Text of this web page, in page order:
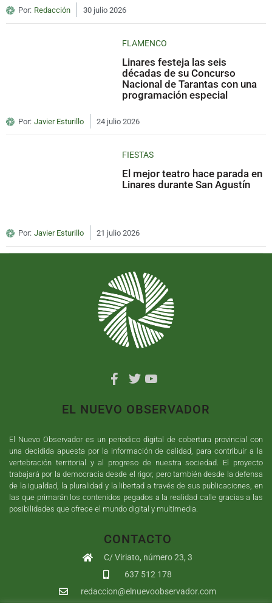
Por: Redacción 30 julio 2026
FLAMENCO
Linares festeja las seis
décadas de su Concurso
Nacional de Tarantas con una
programación especial
Por: Javier Esturillo 24 julio 2026
FIESTAS
El mejor teatro hace parada en
Linares durante San Agustín
Por: Javier Esturillo 21 julio 2026
EL NUEVO OBSERVADOR
El Nuevo Observador es un periodico digital de cobertura provincial con
una decidida apuesta por la información de calidad, para contribuir a la
vertebración territorial y al progreso de nuestra sociedad. El proyecto
trabajará por la democracia desde el rigor, pero también desde la defensa
de la igualdad, la pluralidad y la libertad a través de sus publicaciones, en
las que primarán los contenidos pegados a la realidad calle gracias a las
posibilidades que ofrece el mundo digital y multimedia.
CONTACTO
C/ Viriato, número 23, 3
637 512 178
redaccion@elnuevoobservador.com